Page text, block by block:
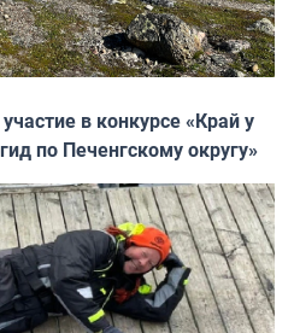
в конкурсе «Край у
по Печенгскому округу»